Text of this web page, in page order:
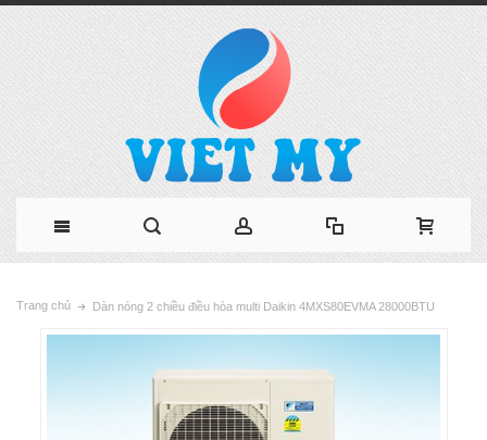
Trang chủ Dàn nóng 2 chiều điều hòa multi Daikin 4MXS80EVMA 28000BTU